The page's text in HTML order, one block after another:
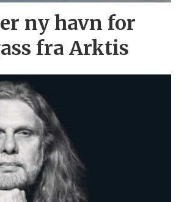
ny havn for
fra Arktis